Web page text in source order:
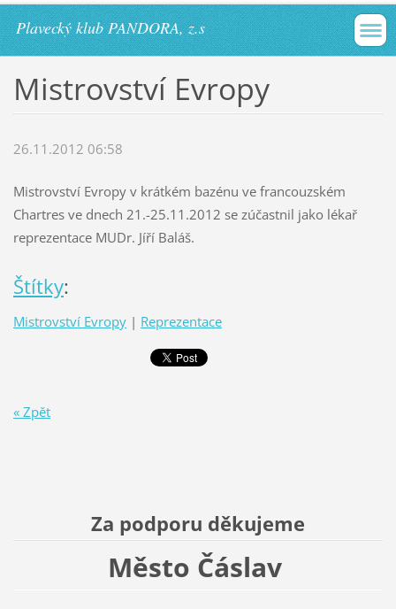
Plavecký klub PANDORA, z.s
Mistrovství Evropy
26.11.2012 06:58
Mistrovství Evropy v krátkém bazénu ve francouzském
Chartres ve dnech 21.-25.11.2012 se zúčastnil jako lékař
reprezentace MUDr. Jíří Baláš.
Štítky:
Mistrovství Evropy | Reprezentace
« Zpět
Za podporu děkujeme
Město Čáslav